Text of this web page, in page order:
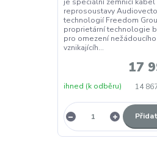
reprosoustavy
technologií Freedom
proprietární technologie
pro omezení
vznikajícíh...
17
14
ihned (k odběru)